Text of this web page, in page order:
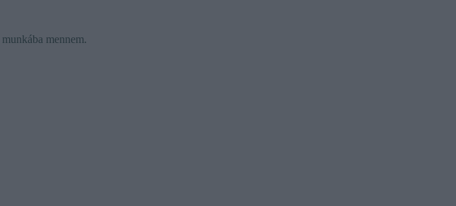
mennem.